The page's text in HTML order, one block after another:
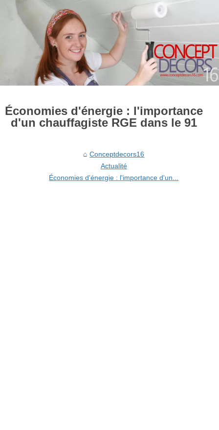
Économies d'énergie : l'importance
d'un chauffagiste RGE dans le 91
Conceptdecors16
Actualité
Économies d'énergie : l'importance d'un...